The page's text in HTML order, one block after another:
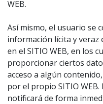
WEB.
Así mismo, el usuario se
información lícita y
en el SITIO WEB, en los
proporcionar ciertos
acceso a algún
por el propio SITIO WEB.
notificará de forma